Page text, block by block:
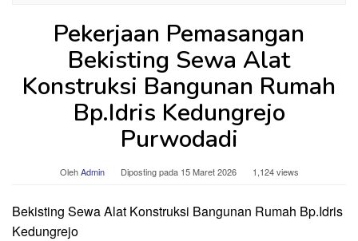
Pekerjaan Pemasangan
Bekisting Sewa Alat
Konstruksi Bangunan Rumah
Bp.Idris Kedungrejo
Purwodadi
OlehAdmin Diposting pada 15 Maret 2026 1,124 views
Bekisting Sewa Alat Konstruksi Bangunan Rumah Bp.Idris
Kedungrejo